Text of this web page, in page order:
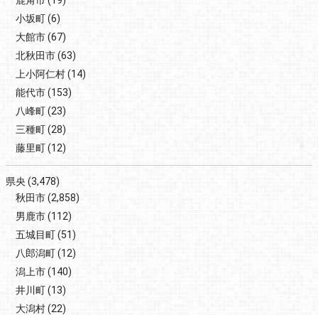
小坂町(6)
大館市(67)
北秋田市(63)
上小阿仁村(14)
能代市(153)
八峰町(23)
三種町(28)
藤里町(12)
県央(3,478)
秋田市(2,858)
男鹿市(112)
五城目町(51)
八郎潟町(12)
潟上市(140)
井川町(13)
大潟村(22)